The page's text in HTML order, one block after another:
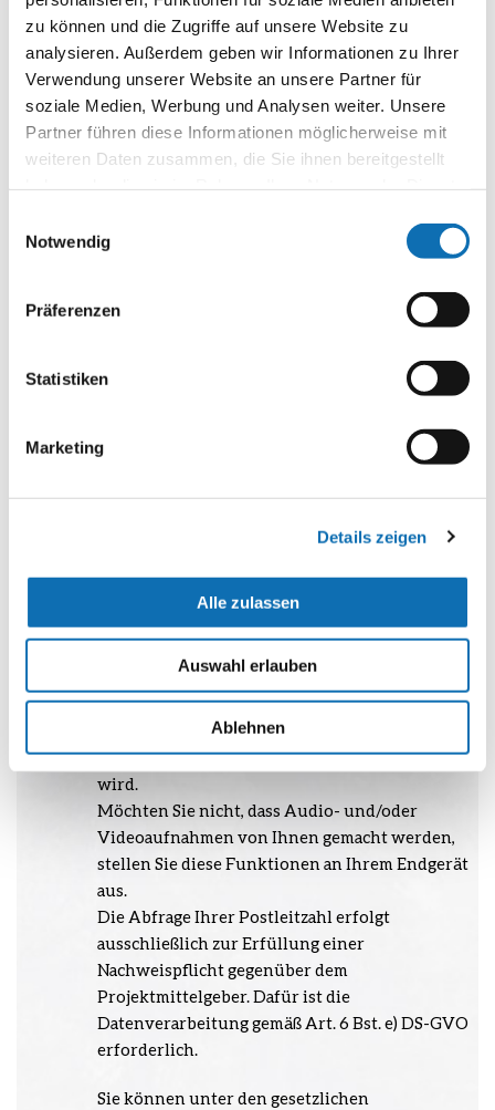
zu können und die Zugriffe auf unsere Website zu
analysieren. Außerdem geben wir Informationen zu Ihrer
Verwendung unserer Website an unsere Partner für
soziale Medien, Werbung und Analysen weiter. Unsere
Partner führen diese Informationen möglicherweise mit
weiteren Daten zusammen, die Sie ihnen bereitgestellt
Notwendig
Präferenzen
Statistiken
Marketing
Details zeigen
Alle zulassen
Auswahl erlauben
Ablehnen
bitte der Datenschutzerklärung.
Datenschutzhinweis*
Zustimmung zur Datenverarbeitung
Im Auftrag des BMUKN verarbeitet die Agentur
für kommunalen Klimaschutz am Difu Ihre bei
erhobenen Daten nur zur Organisation,
Während eines Webinars werden die Angaben
Video- und/oder Textaufnahmen von Ihnen
sehen, zu hören und/oder Ihre
Teilnahme an der Veranstaltung willigen Sie
darin ein, dass die benannten Daten von Ihnen
Abwicklung der Veranstaltung verarbeitet
werden. Eine Speicherung und eine
nachträgliche Weiterverarbeitung finden nicht
statt sofern das Webinar nicht aufgezeichnet
wird.
Möchten Sie nicht, dass Audio- und/oder
Videoaufnahmen von Ihnen gemacht werden,
stellen Sie diese Funktionen an Ihrem Endgerät
aus.
Die Abfrage Ihrer Postleitzahl erfolgt
ausschließlich zur Erfüllung einer
Nachweispflicht gegenüber dem
Projektmittelgeber. Dafür ist die
Datenverarbeitung gemäß Art. 6 Bst. e) DS-GVO
erforderlich.
Sie können unter den gesetzlichen